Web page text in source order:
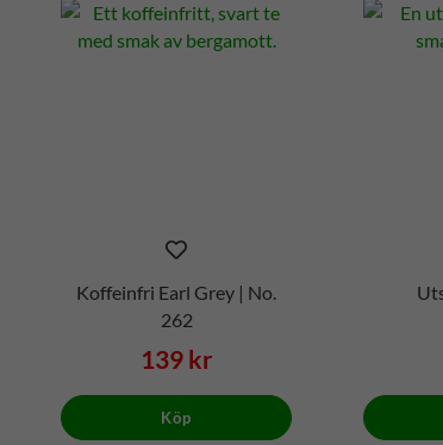
Koffeinfri Earl Grey | No.
262
139 kr
Köp